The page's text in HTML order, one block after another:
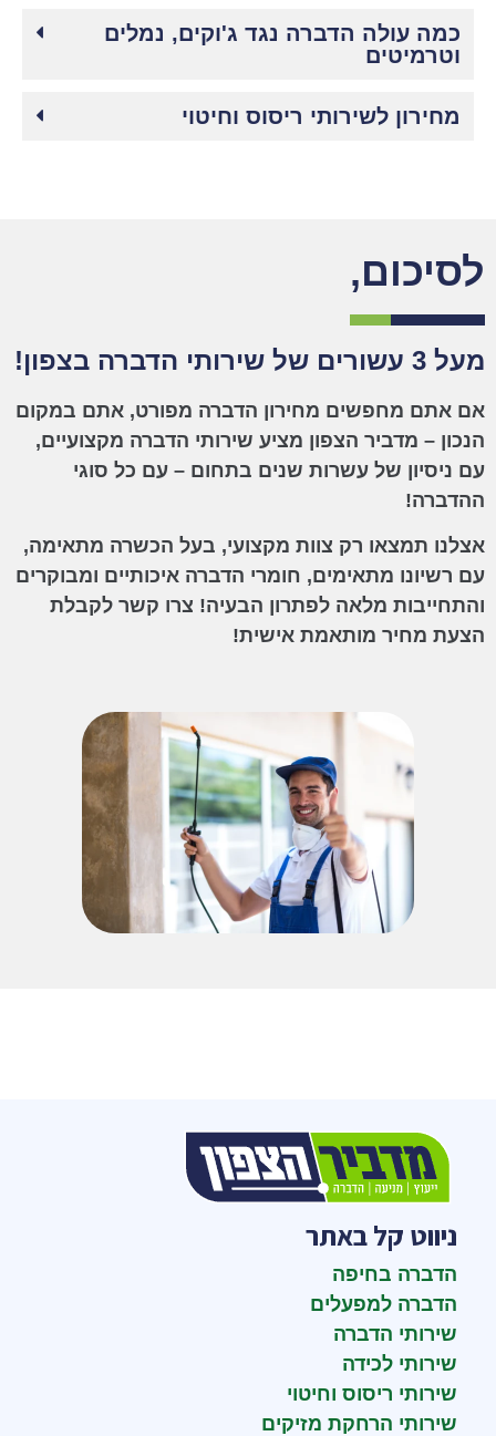
כמה עולה הדברה נגד ג'וקים, נמלים
וטרמיטים
מחירון לשירותי ריסוס וחיטוי
לסיכום, ​
מעל 3 עשורים של שירותי הדברה בצפון!
אם אתם מחפשים מחירון הדברה מפורט, אתם במקום
הנכון – מדביר הצפון מציע שירותי הדברה מקצועיים,
עם ניסיון של עשרות שנים בתחום – עם כל סוגי
ההדברה!
אצלנו תמצאו רק צוות מקצועי, בעל הכשרה מתאימה,
עם רשיונו מתאימים, חומרי הדברה איכותיים ומבוקרים
והתחייבות מלאה לפתרון הבעיה! צרו קשר לקבלת
הצעת מחיר מותאמת אישית!
ניווט קל באתר
הדברה בחיפה
הדברה למפעלים
שירותי הדברה
שירותי לכידה
שירותי ריסוס וחיטוי
שירותי הרחקת מזיקים